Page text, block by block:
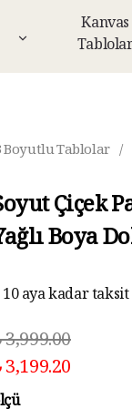
Kanvas
Boyutlu Tablolar /
Çiçek
Boya
10 aya kadar
3,999.00
3,199.20